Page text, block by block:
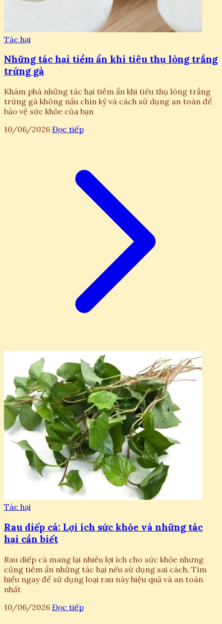
Tác hại
Những tác hại tiềm ẩn khi tiêu thụ lòng trắng
trứng gà
Khám phá những tác hại tiềm ẩn khi tiêu thụ lòng trắng
trứng gà không nấu chín kỹ và cách sử dụng an toàn để
bảo vệ sức khỏe của bạn
10/06/2026 Đọc tiếp
Tác hại
Rau diếp cá: Lợi ích sức khỏe và những tác
hại cần biết
Rau diếp cá mang lại nhiều lợi ích cho sức khỏe nhưng
cũng tiềm ẩn những tác hại nếu sử dụng sai cách. Tìm
hiểu ngay để sử dụng loại rau này hiệu quả và an toàn
nhất
10/06/2026 Đọc tiếp